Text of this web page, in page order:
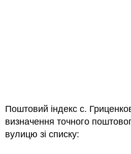
Поштовий індекс с.
визначення точного
вулицю зі списку: